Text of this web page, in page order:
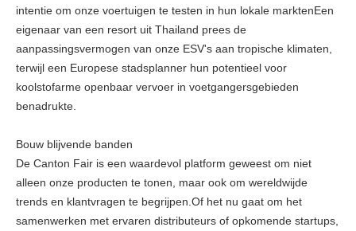
intentie om onze voertuigen te testen in hun lokale marktenEen
eigenaar van een resort uit Thailand prees de
aanpassingsvermogen van onze ESV's aan tropische klimaten,
terwijl een Europese stadsplanner hun potentieel voor
koolstofarme openbaar vervoer in voetgangersgebieden
benadrukte.
Bouw blijvende banden
De Canton Fair is een waardevol platform geweest om niet
alleen onze producten te tonen, maar ook om wereldwijde
trends en klantvragen te begrijpen.Of het nu gaat om het
samenwerken met ervaren distributeurs of opkomende startups,